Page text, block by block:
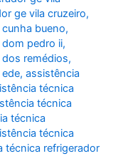
ge vila cruzeiro,
bueno,
pedro ii,
remédios,
,assistência
técnica
técnica
técnica
técnica
técnica refrigerador